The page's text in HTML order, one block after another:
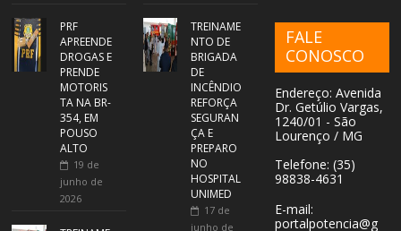
PRF
APREENDE
DROGAS E
PRENDE
MOTORIS
TA NA BR-
354, EM
POUSO
ALTO
19 de
junho de
2026
TREINAME
NTO DE
BRIGADA
DE
INCÊNDIO
REFORÇA
SEGURAN
ÇA E
PREPARO
NO
HOSPITAL
UNIMED
17 de
junho de
FALE
CONOSCO
Endereço: Avenida
Dr. Getúlio Vargas,
1240/01 - São
Lourenço / MG
Telefone: (35)
98838-4631
E-mail:
portalpotencia@g